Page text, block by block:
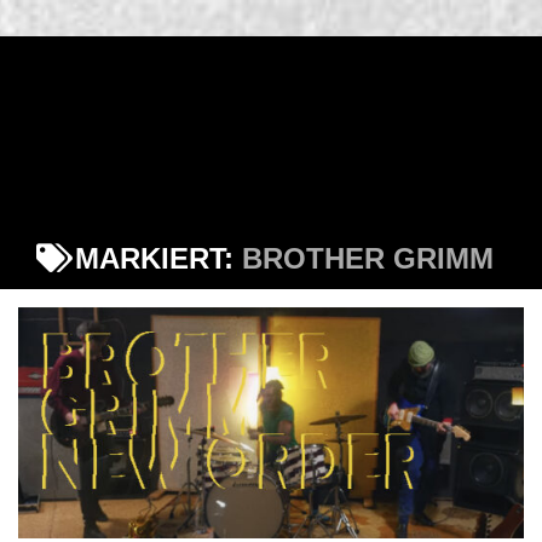
MARKIERT: BROTHER GRIMM